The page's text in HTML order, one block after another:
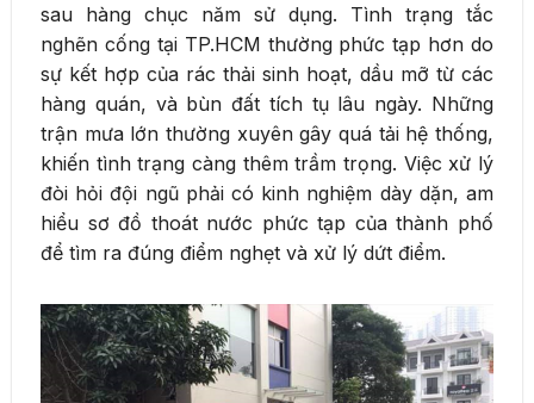
sau hàng chục năm sử dụng. Tình trạng tắc
nghẽn cống tại TP.HCM thường phức tạp hơn do
sự kết hợp của rác thải sinh hoạt, dầu mỡ từ các
hàng quán, và bùn đất tích tụ lâu ngày. Những
trận mưa lớn thường xuyên gây quá tải hệ thống,
khiến tình trạng càng thêm trầm trọng. Việc xử lý
đòi hỏi đội ngũ phải có kinh nghiệm dày dặn, am
hiểu sơ đồ thoát nước phức tạp của thành phố
để tìm ra đúng điểm nghẹt và xử lý dứt điểm.